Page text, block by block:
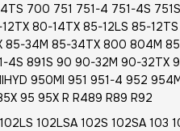
700 751 751-4 751-4S
80-14TX 85-12LS 85-
85-34M 85-34TX 800 804M
4S 891S 90 90-32M 90-32TX
950MI 951 951-4 952
95 95X R R489 R89 R92
102LSA 102S 102SA 103